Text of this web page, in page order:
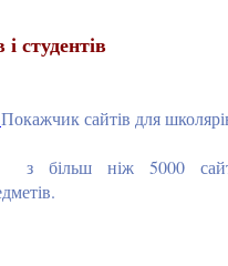
студентів
Покажчик сайтів для
з більш ніж 5000